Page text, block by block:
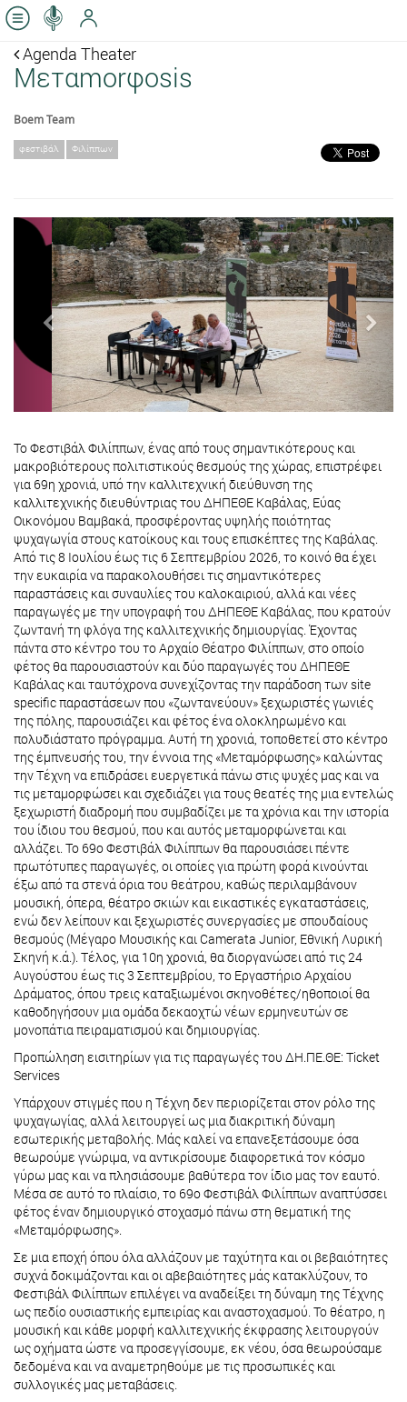
Agenda Theater
Μεταmorφosis
Boem Team
φεστιβάλ Φιλίππων
Previous Next
Το Φεστιβάλ Φιλίππων, ένας από τους σημαντικότερους και
μακροβιότερους πολιτιστικούς θεσμούς της χώρας, επιστρέφει
για 69η χρονιά, υπό την καλλιτεχνική διεύθυνση της
καλλιτεχνικής διευθύντριας του ΔΗΠΕΘΕ Καβάλας, Εύας
Οικονόμου Βαμβακά, προσφέροντας υψηλής ποιότητας
ψυχαγωγία στους κατοίκους και τους επισκέπτες της Καβάλας.
Από τις 8 Ιουλίου έως τις 6 Σεπτεμβρίου 2026, το κοινό θα έχει
την ευκαιρία να παρακολουθήσει τις σημαντικότερες
παραστάσεις και συναυλίες του καλοκαιριού, αλλά και νέες
παραγωγές με την υπογραφή του ΔΗΠΕΘΕ Καβάλας, που κρατούν
ζωντανή τη φλόγα της καλλιτεχνικής δημιουργίας. Έχοντας
πάντα στο κέντρο του το Αρχαίο Θέατρο Φιλίππων, στο οποίο
φέτος θα παρουσιαστούν και δύο παραγωγές του ΔΗΠΕΘΕ
Καβάλας και ταυτόχρονα συνεχίζοντας την παράδοση των site
specific παραστάσεων που «ζωντανεύουν» ξεχωριστές γωνιές
της πόλης, παρουσιάζει και φέτος ένα ολοκληρωμένο και
πολυδιάστατο πρόγραμμα. Αυτή τη χρονιά, τοποθετεί στο κέντρο
της έμπνευσής του, την έννοια της «Μεταμόρφωσης» καλώντας
την Τέχνη να επιδράσει ευεργετικά πάνω στις ψυχές μας και να
τις μεταμορφώσει και σχεδιάζει για τους θεατές της μια εντελώς
ξεχωριστή διαδρομή που συμβαδίζει με τα χρόνια και την ιστορία
του ίδιου του θεσμού, που και αυτός μεταμορφώνεται και
αλλάζει. Το 69ο Φεστιβάλ Φιλίππων θα παρουσιάσει πέντε
πρωτότυπες παραγωγές, οι οποίες για πρώτη φορά κινούνται
έξω από τα στενά όρια του θεάτρου, καθώς περιλαμβάνουν
μουσική, όπερα, θέατρο σκιών και εικαστικές εγκαταστάσεις,
ενώ δεν λείπουν και ξεχωριστές συνεργασίες με σπουδαίους
θεσμούς (Μέγαρο Μουσικής και Camerata Junior, Εθνική Λυρική
Σκηνή κ.ά.). Τέλος, για 10η χρονιά, θα διοργανώσει από τις 24
Αυγούστου έως τις 3 Σεπτεμβρίου, το Εργαστήριο Αρχαίου
Δράματος, όπου τρεις καταξιωμένοι σκηνοθέτες/ηθοποιοί θα
καθοδηγήσουν μια ομάδα δεκαοχτώ νέων ερμηνευτών σε
μονοπάτια πειραματισμού και δημιουργίας.
Προπώληση εισιτηρίων για τις παραγωγές του ΔΗ.ΠΕ.ΘΕ: Ticket
Services
Υπάρχουν στιγμές που η Τέχνη δεν περιορίζεται στον ρόλο της
ψυχαγωγίας, αλλά λειτουργεί ως μια διακριτική δύναμη
εσωτερικής μεταβολής. Μάς καλεί να επανεξετάσουμε όσα
θεωρούμε γνώριμα, να αντικρίσουμε διαφορετικά τον κόσμο
γύρω μας και να πλησιάσουμε βαθύτερα τον ίδιο μας τον εαυτό.
Μέσα σε αυτό το πλαίσιο, το 69ο Φεστιβάλ Φιλίππων αναπτύσσει
φέτος έναν δημιουργικό στοχασμό πάνω στη θεματική της
«Μεταμόρφωσης».
Σε μια εποχή όπου όλα αλλάζουν με ταχύτητα και οι βεβαιότητες
συχνά δοκιμάζονται και οι αβεβαιότητες μάς κατακλύζουν, το
Φεστιβάλ Φιλίππων επιλέγει να αναδείξει τη δύναμη της Τέχνης
ως πεδίο ουσιαστικής εμπειρίας και αναστοχασμού. Το θέατρο, η
μουσική και κάθε μορφή καλλιτεχνικής έκφρασης λειτουργούν
ως οχήματα ώστε να προσεγγίσουμε, εκ νέου, όσα θεωρούσαμε
δεδομένα και να αναμετρηθούμε με τις προσωπικές και
συλλογικές μας μεταβάσεις.